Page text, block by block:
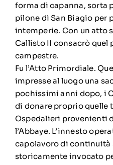
forma di capanna, sorta
pilone di San Biagio per
intemperie. Con un atto
Callisto II consacrò quel
campestre.
Fu l’Atto Primordiale.
impresse al luogo una
pochissimi anni dopo, i
di donare proprio quelle
Ospedalieri provenienti
l’Abbaye. L’innesto
capolavoro di continuità
storicamente invocato